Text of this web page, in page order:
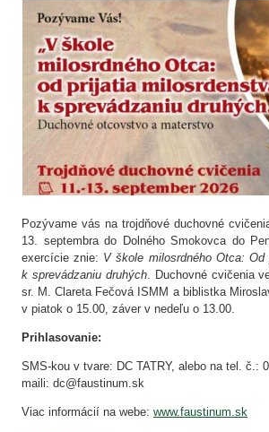
Pozývame vás na trojdňové duchovné
13. septembra do Dolného Smokovca do
exercície znie: V škole milosrdného Otca: Od
k sprevádzaniu druhých. Duchovné cvičenia
sr. M. Clareta Fečová ISMM a biblistka
v piatok o 15.00, záver v nedeľu o 13.00.
Prihlasovanie:
SMS-kou v tvare: DC TATRY, alebo na tel. č.:
maili: dc@faustinum.sk
Viac informácií na webe: www.faustinum.sk